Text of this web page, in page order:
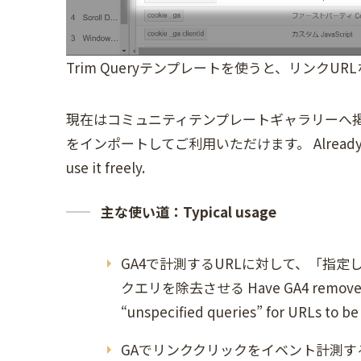
Trim Queryテンプレートを使うと、リンク
現在はコミュニティテンプレートギャラリー
をインポートしてご利用いただけます。
use it freely.
主な使い道：Typical usage
GA4で計測するURLに対して、「指
クエリを除去させる Have GA4
“unspecified queries” for URLs to
GAでリンククリックをイベント計測